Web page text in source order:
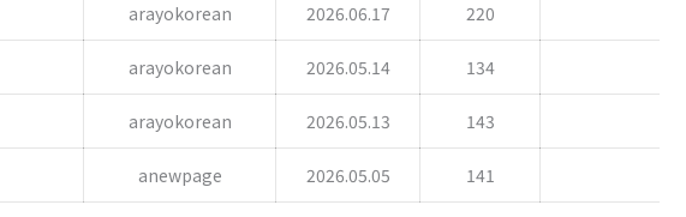
arayokorean 2026.06.17 220
arayokorean 2026.05.14 134
arayokorean 2026.05.13 143
anewpage 2026.05.05 141